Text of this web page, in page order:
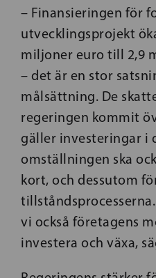
– Finansieringen för
utvecklingsprojekt
miljoner euro till 2,9
– det är en stor
målsättning. De
regeringen kommit
gäller investeringar i
omställningen ska
kort, och dessutom
vi också företagens
investera och växa,